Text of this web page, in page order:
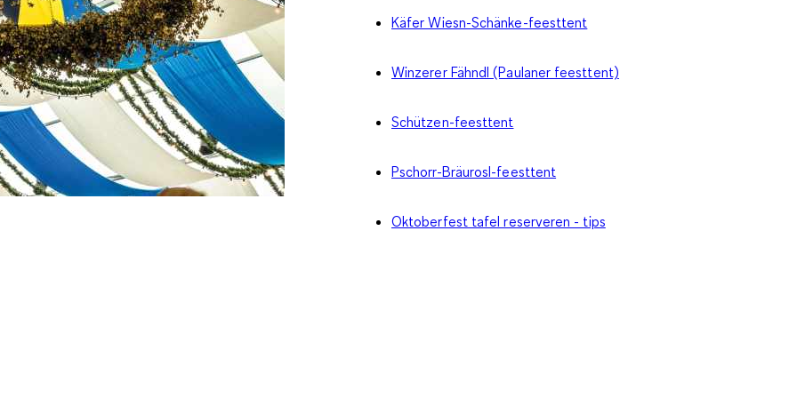
Käfer Wiesn-Schänke-feesttent
Winzerer Fähndl (Paulaner feesttent)
Schützen-feesttent
Pschorr-Bräurosl-feesttent
Oktoberfest tafel reserveren - tips